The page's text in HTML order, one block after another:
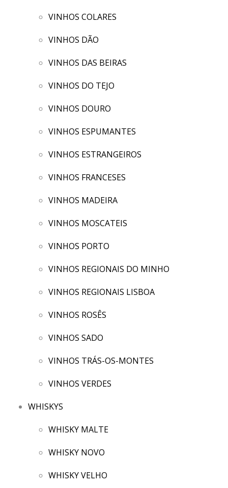
VINHOS COLARES
VINHOS DÃO
VINHOS DAS BEIRAS
VINHOS DO TEJO
VINHOS DOURO
VINHOS ESPUMANTES
VINHOS ESTRANGEIROS
VINHOS FRANCESES
VINHOS MADEIRA
VINHOS MOSCATEIS
VINHOS PORTO
VINHOS REGIONAIS DO MINHO
VINHOS REGIONAIS LISBOA
VINHOS ROSÊS
VINHOS SADO
VINHOS TRÁS-OS-MONTES
VINHOS VERDES
WHISKYS
WHISKY MALTE
WHISKY NOVO
WHISKY VELHO